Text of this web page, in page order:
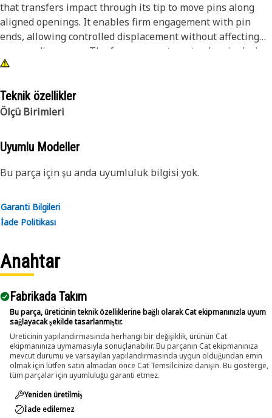
that transfers impact through its tip to move pins along
aligned openings. It enables firm engagement with pin
ends, allowing controlled displacement without affecting
surrounding areas. The form supports a steady grip during
use, allowing consistent force delivery with each strike. It
joined sections while enabling smooth pin movement. Its
structure supports repeated application across fitting and
performance during operation.
Attributes:
• Channels impact through the tip for pin movement.
• Helps retain proper positioning between joined sections.
• Reduces unintended contact with nearby surfaces.
Applications:
where it channels impact force to shift pins through
aligned openings, supporting stable handling and smooth
movement within assemblies.
Teknik özellikler
Ölçü Birimleri
Uyumlu Modeller
Bu parça için şu anda uyumluluk bilgisi yok.
Garanti Bilgileri
İade Politikası
Anahtar
Fabrikada Takım
Bu parça, üreticinin teknik özelliklerine bağlı olarak Cat ekipmanınızla uyum
sağlayacak şekilde tasarlanmıştır.
Üreticinin yapılandırmasında herhangi bir değişiklik, ürünün Cat
ekipmanınıza uymamasıyla sonuçlanabilir. Bu parçanın Cat ekipmanınıza
mevcut durumu ve varsayılan yapılandırmasında uygun olduğundan emin
olmak için lütfen satın almadan önce Cat Temsilcinize danışın. Bu gösterge,
tüm parçalar için uyumluluğu garanti etmez.
Yeniden üretilmiş
İade edilemez